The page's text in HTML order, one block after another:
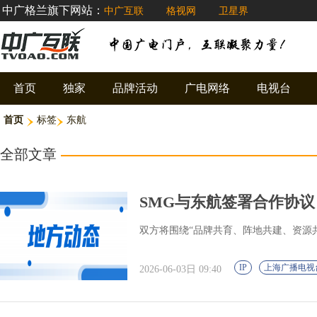
中广格兰旗下网站： 中广互联 格视网 卫星界
首页 独家 品牌活动 广电网络 电视台
首页 标签 东航
全部文章
SMG与东航签署合作协
双方将围绕“品牌共育、阵地共建、资
2026-06-03日 09:40 IP 上海广播电视